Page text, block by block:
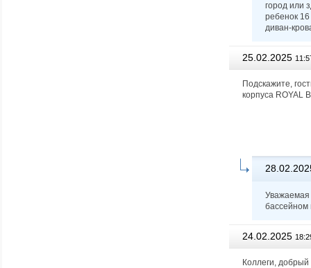
город или
ребенок
диван-
25.02.2025
Подскажите,
корпуса ROYAL
Уважаемая
бассейном
24.02.2025
Коллеги,